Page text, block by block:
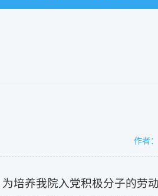
作者：
为培养我院入党积极分子的劳